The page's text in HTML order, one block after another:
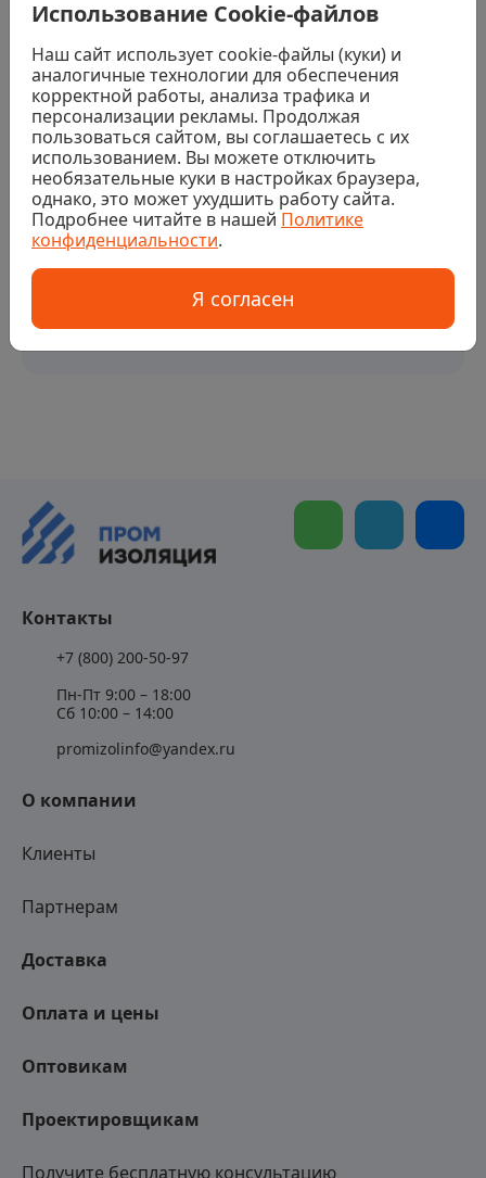
Рады ответить на все ваши вопросы
Заказать звонок
Получите бесплатную консультацию
О компании
Клиенты
Партнерам
Доставка
Оплата и цены
Оптовикам
Проектировщикам
Контакты
+7 (800) 200-50-97
Пн-Пт 9:00 – 18:00
Сб 10:00 – 14:00
promizolinfo@yandex.ru
Использование Cookie-файлов
Наш сайт использует cookie-файлы (куки) и
аналогичные технологии для обеспечения
корректной работы, анализа трафика и
персонализации рекламы. Продолжая
пользоваться сайтом, вы соглашаетесь с их
использованием. Вы можете отключить
необязательные куки в настройках браузера,
однако, это может ухудшить работу сайта.
Подробнее читайте в нашей Политике
конфиденциальности.
Я согласен